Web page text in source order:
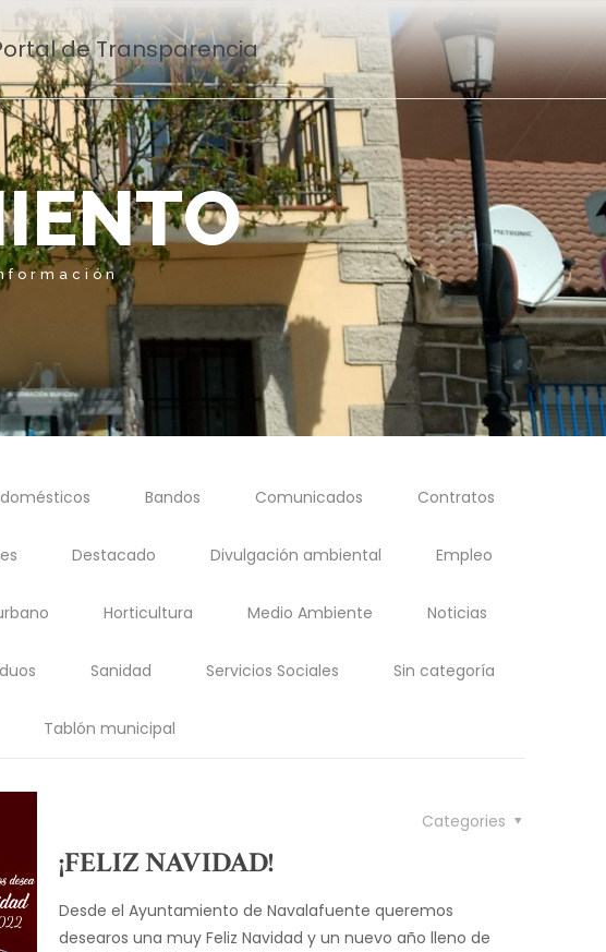
de Transparencia
IENTO
Bandos Comunicados Contratos
Destacado Divulgación ambiental Empleo
Horticultura Medio Ambiente Noticias
Sanidad Servicios Sociales Sin categoría
Tablón municipal
Categories
¡FELIZ NAVIDAD!
Desde el Ayuntamiento de Navalafuente queremos
desearos una muy Feliz Navidad y un nuevo año lleno de